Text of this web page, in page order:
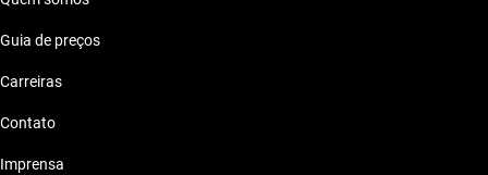
Guia de preços
Carreiras
Contato
Imprensa